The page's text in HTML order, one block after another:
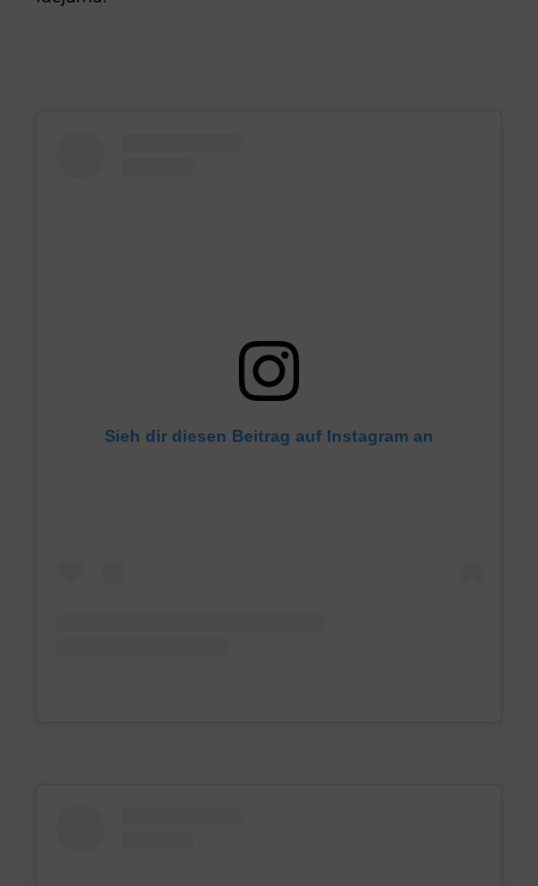
Sieh dir diesen Beitrag auf Instagram an